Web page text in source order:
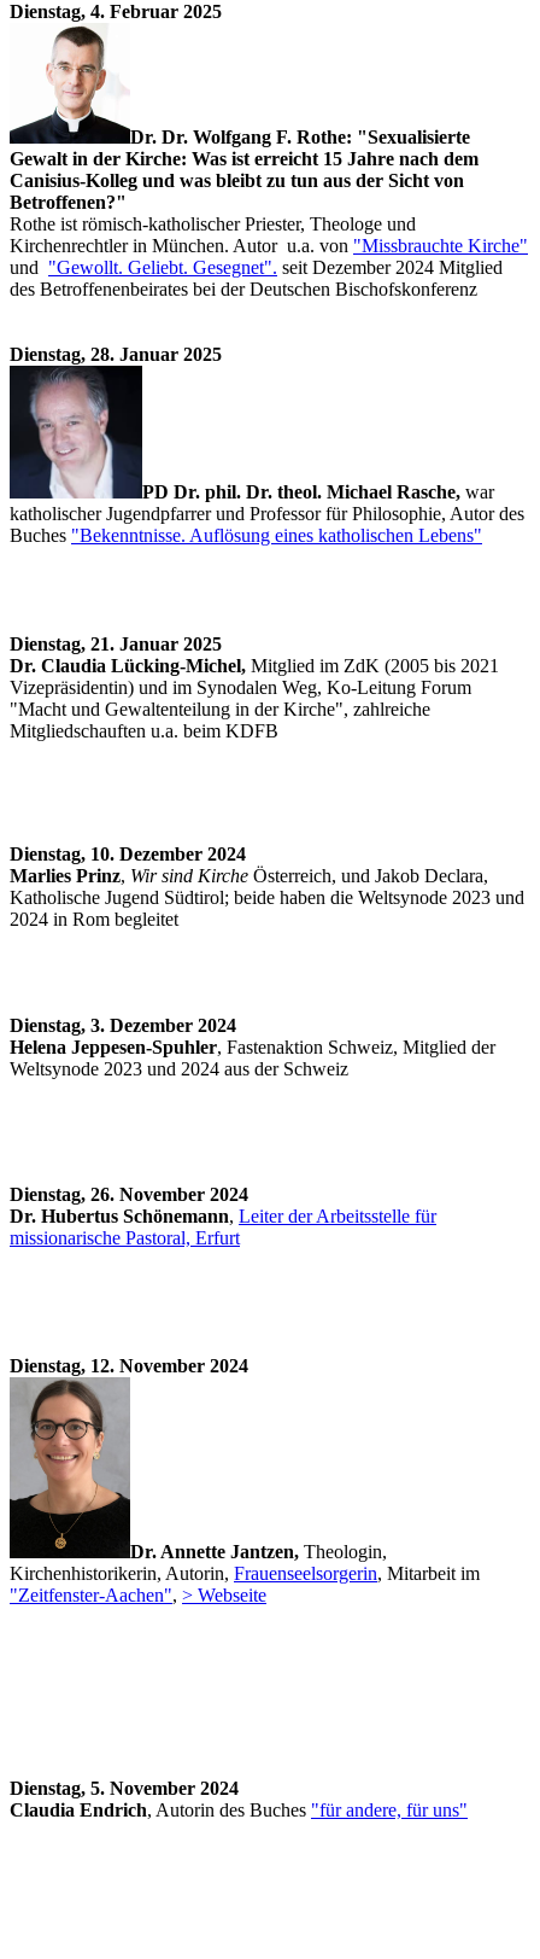
Dienstag, 4. Februar 2025
Dr. Dr. Wolfgang F. Rothe: "Sexualisierte
Gewalt in der Kirche: Was ist erreicht 15 Jahre nach dem
Canisius-Kolleg und was bleibt zu tun aus der Sicht von
Betroffenen?"
Rothe ist römisch-katholischer Priester, Theologe und
Kirchenrechtler in München. Autor u.a. von "Missbrauchte Kirche"
und "Gewollt. Geliebt. Gesegnet". seit Dezember 2024 Mitglied
des Betroffenenbeirates bei der Deutschen Bischofskonferenz
Dienstag, 28. Januar 2025
PD Dr. phil. Dr. theol. Michael Rasche, war
katholischer Jugendpfarrer und Professor für Philosophie, Autor des
Buches "Bekenntnisse. Auflösung eines katholischen Lebens"
Dienstag, 21. Januar 2025
Dr. Claudia Lücking-Michel, Mitglied im ZdK (2005 bis 2021
Vizepräsidentin) und im Synodalen Weg, Ko-Leitung Forum
"Macht und Gewaltenteilung in der Kirche", zahlreiche
Mitgliedschauften u.a. beim KDFB
Dienstag, 10. Dezember 2024
Marlies Prinz, Wir sind Kirche Österreich, und Jakob Declara,
Katholische Jugend Südtirol; beide haben die Weltsynode 2023 und
2024 in Rom begleitet
Dienstag, 3. Dezember 2024
Helena Jeppesen-Spuhler, Fastenaktion Schweiz, Mitglied der
Weltsynode 2023 und 2024 aus der Schweiz
Dienstag, 26. November 2024
Dr. Hubertus Schönemann, Leiter der Arbeitsstelle für
missionarische Pastoral, Erfurt
Dienstag, 12. November 2024
Dr. Annette Jantzen, Theologin,
Kirchenhistorikerin, Autorin, Frauenseelsorgerin, Mitarbeit im
"Zeitfenster-Aachen", > Webseite
Dienstag, 5. November 2024
Claudia Endrich, Autorin des Buches "für andere, für uns"